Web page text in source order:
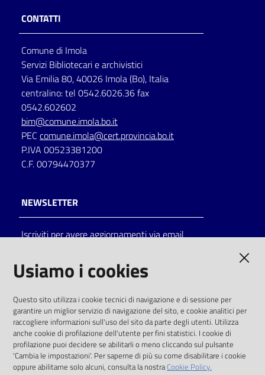
CONTATTI
Comune di Imola
Servizi Bibliotecari e archivistici
Via Emilia 80, 40026 Imola (Bo), Italia
centralino: tel 0542.6026.36 fax
0542.602602
bim@comune.imola.bo.it
PEC comune.imola@cert.provincia.bo.it
P.IVA 00523381200
C.F. 00794470377
NEWSLETTER
Iscriviti per avere aggiornamenti via email
solo alle condizioni previste dalla direttiva
comunitaria 2003/98/CE e dal d.lgs. 36/2006
SOCIAL
Usiamo i cookies
Questo sito utilizza i cookie tecnici di navigazione e di sessione per
garantire un miglior servizio di navigazione del sito, e cookie analitici per
raccogliere informazioni sull'uso del sito da parte degli utenti. Utilizza
anche cookie di profilazione dell'utente per fini statistici. I cookie di
profilazione puoi decidere se abilitarli o meno cliccando sul pulsante
'Cambia le impostazioni'. Per saperne di più su come disabilitare i cookie
oppure abilitarne solo alcuni, consulta la nostraCookie Policy.